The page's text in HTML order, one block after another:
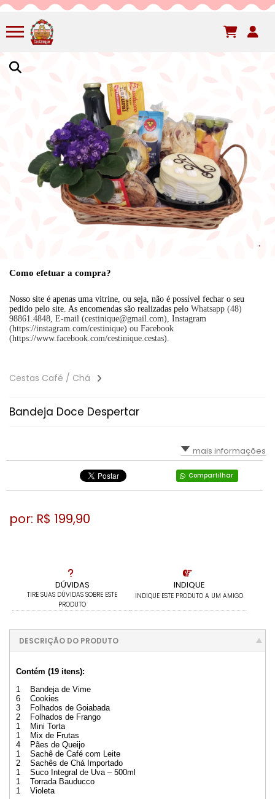
Como efetuar a compra?
Nosso site é apenas uma vitrine, ou seja, não é possível fechar o seu
pedido pelo site. As encomendas são realizadas pelo Whatsapp (48)
98861.4848, E-mail (cestinique@gmail.com), Instagram
(https://instagram.com/cestinique) ou Facebook
(https://www.facebook.com/cestinique.cestas).
Cestas Café / Chá
Bandeja Doce Despertar
mais informações
Compartilhar
DÚVIDAS
TIRE SUAS DÚVIDAS SOBRE ESTE
PRODUTO
INDIQUE
INDIQUE ESTE PRODUTO A UM AMIGO
por: R$ 199,90
DESCRIÇÃO DO PRODUTO
Contém (19 itens):
1 Bandeja de Vime
6 Cookies
3 Folhados de Goiabada
2 Folhados de Frango
1 Mini Torta
1 Mix de Frutas
4 Pães de Queijo
1 Sachê de Café com Leite
2 Sachês de Chá Importado
1 Suco Integral de Uva – 500ml
1 Torrada Bauducco
1 Violeta